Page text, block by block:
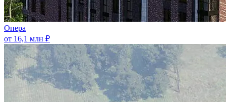
Опера
от 16,1 млн ₽